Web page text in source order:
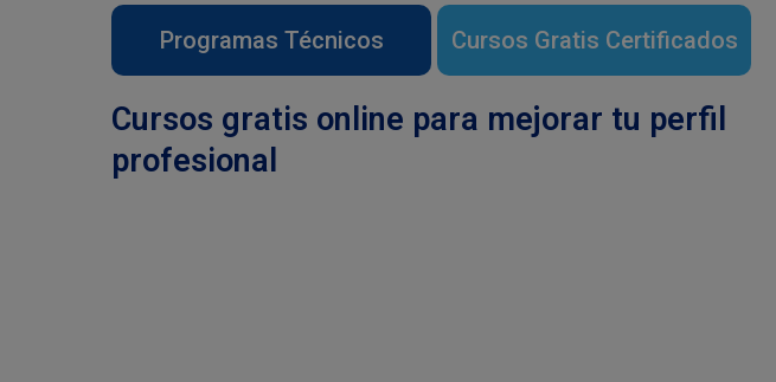
Programas Técnicos Cursos Gratis Certificados
Cursos gratis online para mejorar tu perfil
profesional